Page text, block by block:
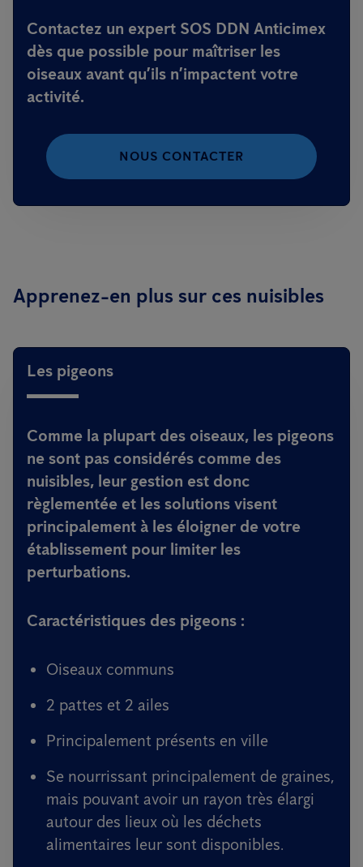
Contactez un expert SOS DDN Anticimex
dès que possible pour maîtriser les
oiseaux avant qu’ils n’impactent votre
activité.
NOUS CONTACTER
Apprenez-en plus sur ces nuisibles
Les pigeons
Comme la plupart des oiseaux, les pigeons
ne sont pas considérés comme des
nuisibles, leur gestion est donc
règlementée et les solutions visent
principalement à les éloigner de votre
établissement pour limiter les
perturbations.
Caractéristiques des pigeons :
Oiseaux communs
2 pattes et 2 ailes
Principalement présents en ville
Se nourrissant principalement de graines,
mais pouvant avoir un rayon très élargi
autour des lieux où les déchets
alimentaires leur sont disponibles.